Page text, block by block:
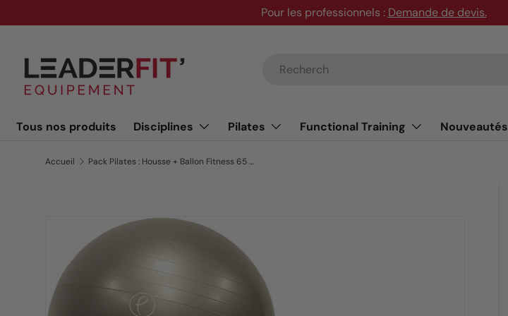
Aller au contenu
Pour les professionnels : Demande de devis.
Tous nos produits Disciplines Pilates Functional Training Nouveautés
Accueil Pack Pilates : Housse + Ballon Fitness 65 cm
Passer aux informations produits